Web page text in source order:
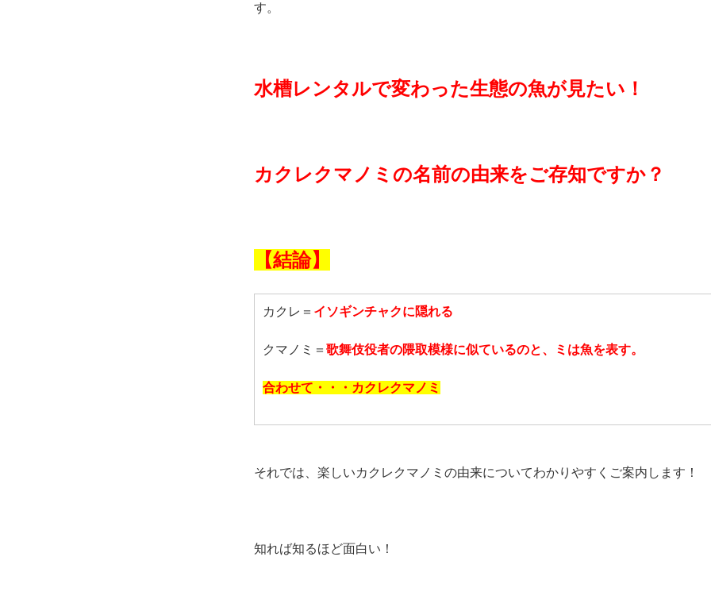
す。
水槽レンタルで変わった生態の魚が見たい！
カクレクマノミの名前の由来をご存知ですか？
【結論】
カクレ＝ イソギンチャクに隠れる
クマノミ＝ 歌舞伎役者の隈取模様に似ているのと、ミは魚を表す。
合わせて・・・カクレクマノミ
それでは、楽しいカクレクマノミの由来についてわかりやすくご案内します！
知れば知るほど面白い！